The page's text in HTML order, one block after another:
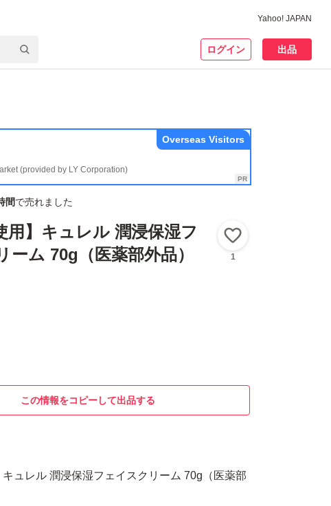
Yahoo! JAPAN
ログイン 出品
(provided by LY Corporation)
Overseas Visitors
間で売れました
用】キュレル 潤浸保湿フ
ーム 70g（医薬部外品）
1
この情報をコピーして出品する
キュレル 潤浸保湿フェイスクリーム 70g（医薬部